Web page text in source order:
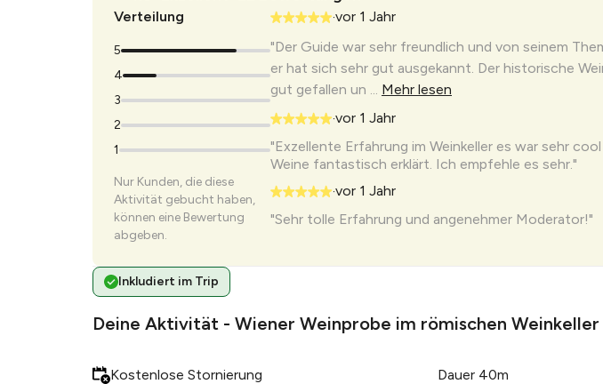
Verteilung
5
4
3
2
1
Nur Kunden, die diese
Aktivität gebucht haben,
können eine Bewertung
abgeben.
•vor 1 Jahr
"Der Guide war sehr freundlich und von seinem
er hat sich sehr gut ausgekannt. Der historische
gut gefallen un ... Mehr lesen
•vor 1 Jahr
"Exzellente Erfahrung im Weinkeller es war sehr
Weine fantastisch erklärt. Ich empfehle es sehr."
•vor 1 Jahr
"Sehr tolle Erfahrung und angenehmer Moderator!"
vor 1 Jahr
Gruppe hatte eine angenehme Größe, nicht zu
Inkludiert im Trip
Deine Aktivität - Wiener Weinprobe im römischen Weinkeller
Kostenlose Stornierung Dauer 40m